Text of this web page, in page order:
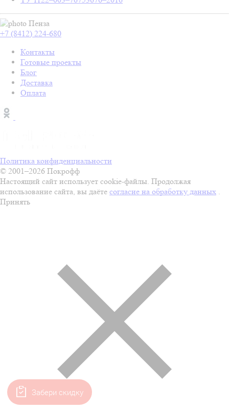
Пенза
+7 (8412) 224-680
Контакты
Готовые проекты
Блог
Доставка
Оплата
Политика конфиденциальности
© 2001–2026 Покрофф
Настоящий сайт использует cookie-файлы. Продолжая
использование сайта, вы даёте согласие на обработку данных .
Принять
Забери скидку